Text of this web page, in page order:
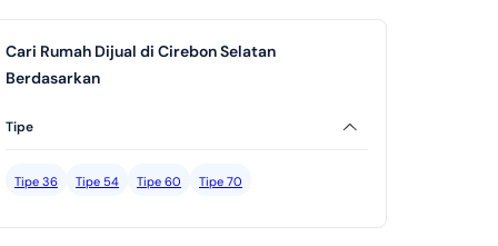
Cari Rumah Dijual di Cirebon Selatan
Berdasarkan
Tipe
Tipe 36 Tipe 54 Tipe 60 Tipe 70